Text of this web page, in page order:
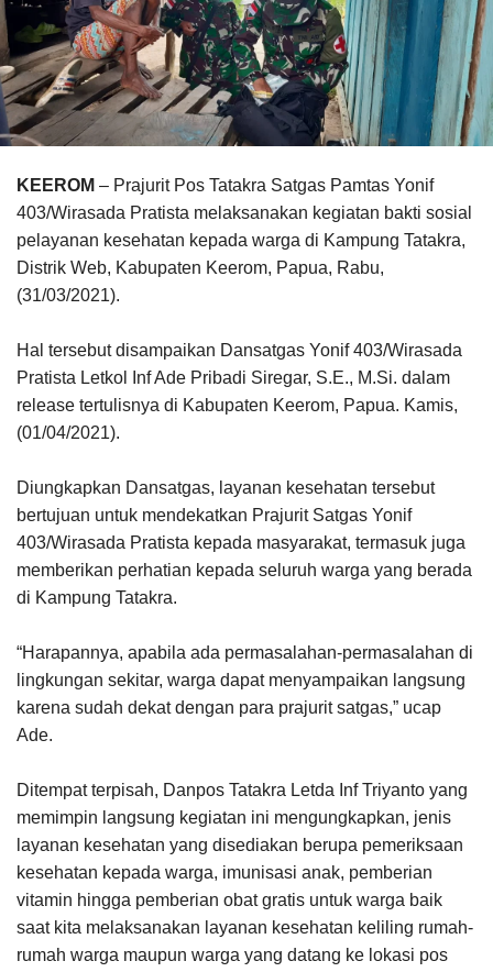
KEEROM – Prajurit Pos Tatakra Satgas Pamtas Yonif
403/Wirasada Pratista melaksanakan kegiatan bakti sosial
pelayanan kesehatan kepada warga di Kampung Tatakra,
Distrik Web, Kabupaten Keerom, Papua, Rabu,
(31/03/2021).
Hal tersebut disampaikan Dansatgas Yonif 403/Wirasada
Pratista Letkol Inf Ade Pribadi Siregar, S.E., M.Si. dalam
release tertulisnya di Kabupaten Keerom, Papua. Kamis,
(01/04/2021).
Diungkapkan Dansatgas, layanan kesehatan tersebut
bertujuan untuk mendekatkan Prajurit Satgas Yonif
403/Wirasada Pratista kepada masyarakat, termasuk juga
memberikan perhatian kepada seluruh warga yang berada
di Kampung Tatakra.
“Harapannya, apabila ada permasalahan-permasalahan di
lingkungan sekitar, warga dapat menyampaikan langsung
karena sudah dekat dengan para prajurit satgas,” ucap
Ade.
Ditempat terpisah, Danpos Tatakra Letda Inf Triyanto yang
memimpin langsung kegiatan ini mengungkapkan, jenis
layanan kesehatan yang disediakan berupa pemeriksaan
kesehatan kepada warga, imunisasi anak, pemberian
vitamin hingga pemberian obat gratis untuk warga baik
saat kita melaksanakan layanan kesehatan keliling rumah-
rumah warga maupun warga yang datang ke lokasi pos